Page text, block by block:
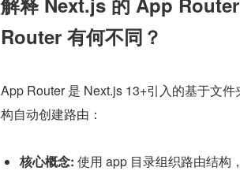
Router 有何不同？
App Router 是 Next.js 13+引入的基于文
构自动创建路由：
核心概念: 使用 app 目录组织路由结构